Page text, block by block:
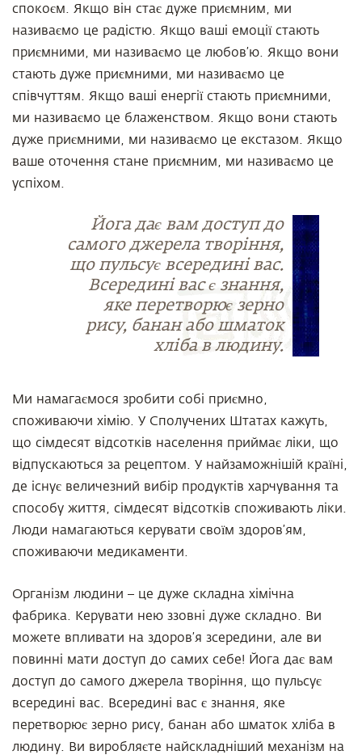
спокоєм. Якщо він стає дуже приємним, ми
називаємо це радістю. Якщо ваші емоції стають
приємними, ми називаємо це любов’ю. Якщо вони
стають дуже приємними, ми називаємо це
співчуттям. Якщо ваші енергії стають приємними,
ми називаємо це блаженством. Якщо вони стають
дуже приємними, ми називаємо це екстазом. Якщо
ваше оточення стане приємним, ми називаємо це
успіхом.
Йога дає вам доступ до
самого джерела творіння,
що пульсує всередині вас.
Всередині вас є знання,
яке перетворює зерно
рису, банан або шматок
хліба в людину.
Ми намагаємося зробити собі приємно,
споживаючи хімію. У Сполучених Штатах кажуть,
що сімдесят відсотків населення приймає ліки, що
відпускаються за рецептом. У найзаможнішій країні,
де існує величезний вибір продуктів харчування та
способу життя, сімдесят відсотків споживають ліки.
Люди намагаються керувати своїм здоров’ям,
споживаючи медикаменти.
Організм людини – це дуже складна хімічна
фабрика. Керувати нею ззовні дуже складно. Ви
можете впливати на здоров’я зсередини, але ви
повинні мати доступ до самих себе! Йога дає вам
доступ до самого джерела творіння, що пульсує
всередині вас. Всередині вас є знання, яке
перетворює зерно рису, банан або шматок хліба в
людину. Ви виробляєте найскладніший механізм на